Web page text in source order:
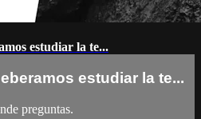
estudiar la te...
estudiar la te...
preguntas.